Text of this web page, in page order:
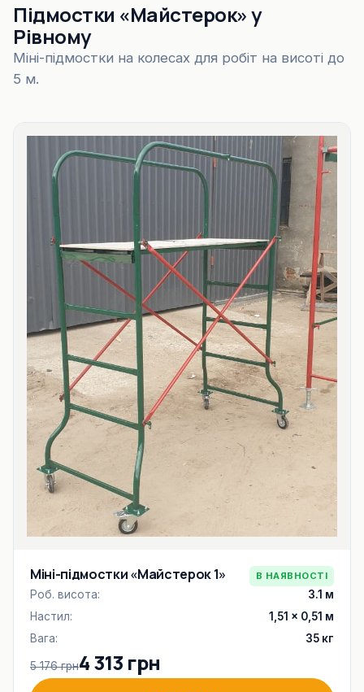
Підмостки «Майстерок» у
Рівному
Міні-підмостки на колесах для робіт на висоті до
5 м.
Міні-підмостки «Майстерок 1» В НАЯВНОСТІ
Роб. висота:
3.1 м
Настил:
1,51 × 0,51 м
Вага:
35 кг
5 176 грн4 313 грн